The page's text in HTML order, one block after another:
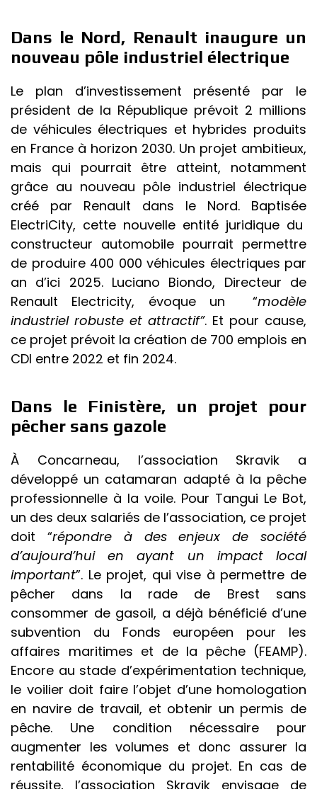
Dans le Nord, Renault inaugure un
nouveau pôle industriel électrique
Le plan d’investissement présenté par le
président de la République prévoit 2 millions
de véhicules électriques et hybrides produits
en France à horizon 2030. Un projet ambitieux,
mais qui pourrait être atteint, notamment
grâce au nouveau pôle industriel électrique
créé par Renault dans le Nord. Baptisée
ElectriCity, cette nouvelle entité juridique du
constructeur automobile pourrait permettre
de produire 400 000 véhicules électriques par
an d’ici 2025. Luciano Biondo, Directeur de
Renault Electricity, évoque un “modèle
industriel robuste et attractif”. Et pour cause,
ce projet prévoit la création de 700 emplois en
CDI entre 2022 et fin 2024.
Dans le Finistère, un projet pour
pêcher sans gazole
À Concarneau, l’association Skravik a
développé un catamaran adapté à la pêche
professionnelle à la voile. Pour Tangui Le Bot,
un des deux salariés de l’association, ce projet
doit “répondre à des enjeux de société
d’aujourd’hui en ayant un impact local
important”. Le projet, qui vise à permettre de
pêcher dans la rade de Brest sans
consommer de gasoil, a déjà bénéficié d’une
subvention du Fonds européen pour les
affaires maritimes et de la pêche (FEAMP).
Encore au stade d’expérimentation technique,
le voilier doit faire l’objet d’une homologation
en navire de travail, et obtenir un permis de
pêche. Une condition nécessaire pour
augmenter les volumes et donc assurer la
rentabilité économique du projet. En cas de
réussite, l’association Skravik envisage de